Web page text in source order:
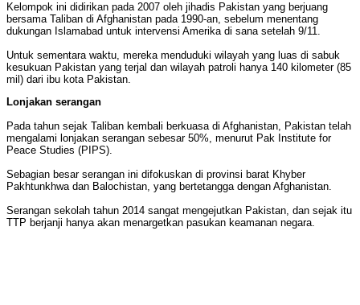
Kelompok ini didirikan pada 2007 oleh jihadis Pakistan yang berjuang
bersama Taliban di Afghanistan pada 1990-an, sebelum menentang
dukungan Islamabad untuk intervensi Amerika di sana setelah 9/11.
Untuk sementara waktu, mereka menduduki wilayah yang luas di sabuk
kesukuan Pakistan yang terjal dan wilayah patroli hanya 140 kilometer (85
mil) dari ibu kota Pakistan.
Lonjakan serangan
Pada tahun sejak Taliban kembali berkuasa di Afghanistan, Pakistan telah
mengalami lonjakan serangan sebesar 50%, menurut Pak Institute for
Peace Studies (PIPS).
Sebagian besar serangan ini difokuskan di provinsi barat Khyber
Pakhtunkhwa dan Balochistan, yang bertetangga dengan Afghanistan.
Serangan sekolah tahun 2014 sangat mengejutkan Pakistan, dan sejak itu
TTP berjanji hanya akan menargetkan pasukan keamanan negara.